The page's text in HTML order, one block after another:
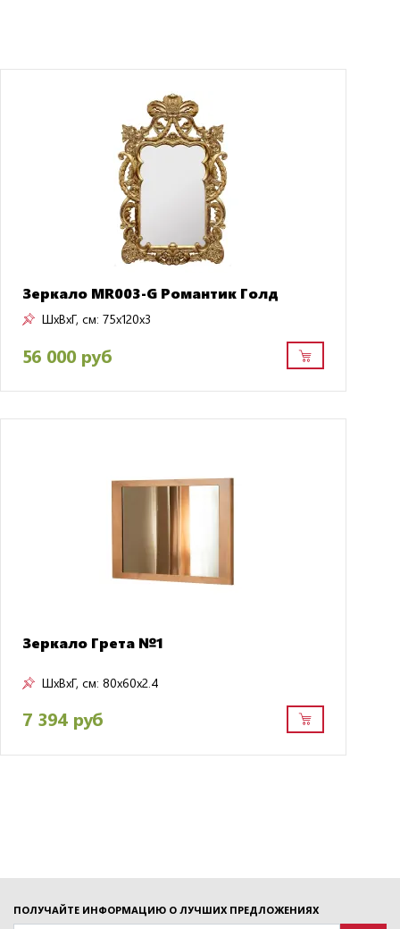
Зеркало MR003-G Романтик Голд
ШxВxГ, см: 75x120x3
56 000 руб
Зеркало Грета №1
ШxВxГ, см: 80x60x2.4
7 394 руб
ПОЛУЧАЙТЕ ИНФОРМАЦИЮ О ЛУЧШИХ ПРЕДЛОЖЕНИЯХ